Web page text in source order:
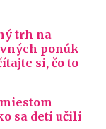
trh na
ponúk
si, čo to
sa deti učili